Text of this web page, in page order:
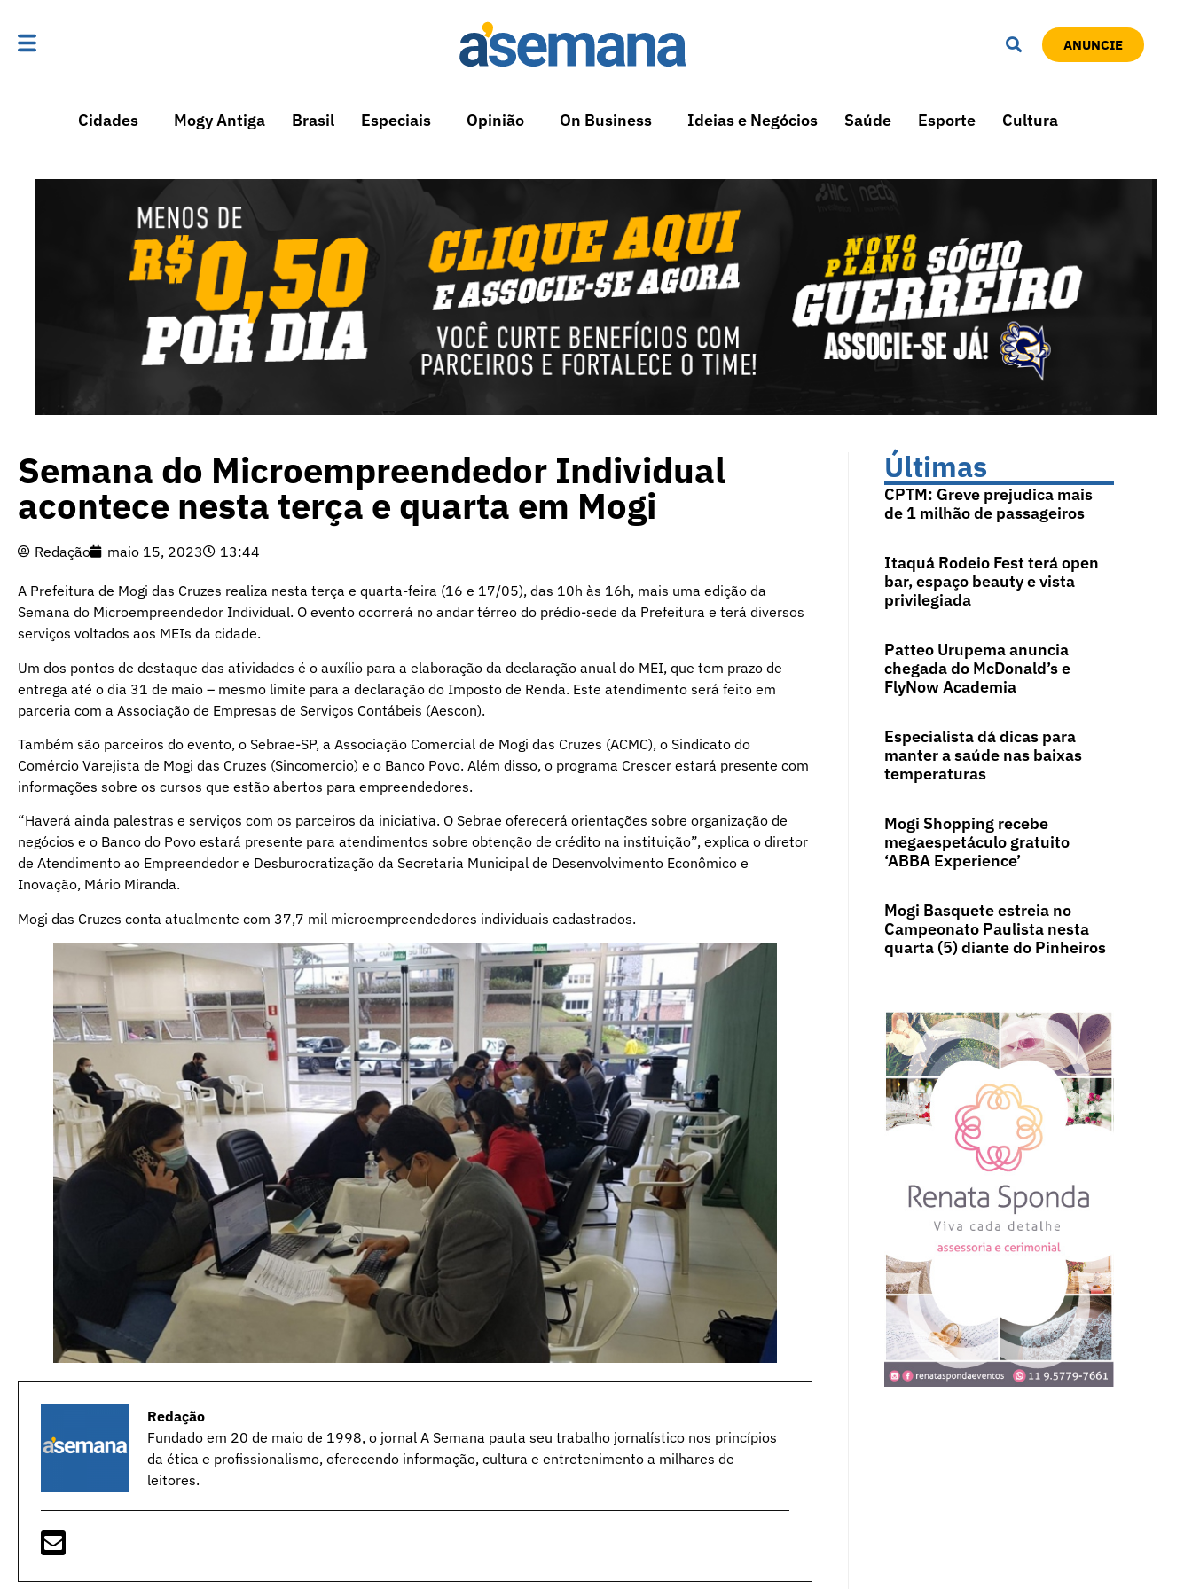
ANUNCIE
Cidades Mogy Antiga Brasil Especiais Opinião On Business Ideias e Negócios Saúde Esporte Cultura
Semana do Microempreendedor Individual
acontece nesta terça e quarta em Mogi
Redação maio 15, 2023 13:44
A Prefeitura de Mogi das Cruzes realiza nesta terça e quarta-feira (16 e 17/05), das 10h às 16h, mais uma edição da
Semana do Microempreendedor Individual. O evento ocorrerá no andar térreo do prédio-sede da Prefeitura e terá diversos
serviços voltados aos MEIs da cidade.
Um dos pontos de destaque das atividades é o auxílio para a elaboração da declaração anual do MEI, que tem prazo de
entrega até o dia 31 de maio – mesmo limite para a declaração do Imposto de Renda. Este atendimento será feito em
parceria com a Associação de Empresas de Serviços Contábeis (Aescon).
Também são parceiros do evento, o Sebrae-SP, a Associação Comercial de Mogi das Cruzes (ACMC), o Sindicato do
Comércio Varejista de Mogi das Cruzes (Sincomercio) e o Banco Povo. Além disso, o programa Crescer estará presente com
informações sobre os cursos que estão abertos para empreendedores.
“Haverá ainda palestras e serviços com os parceiros da iniciativa. O Sebrae oferecerá orientações sobre organização de
negócios e o Banco do Povo estará presente para atendimentos sobre obtenção de crédito na instituição”, explica o diretor
de Atendimento ao Empreendedor e Desburocratização da Secretaria Municipal de Desenvolvimento Econômico e
Inovação, Mário Miranda.
Mogi das Cruzes conta atualmente com 37,7 mil microempreendedores individuais cadastrados.
Redação
Fundado em 20 de maio de 1998, o jornal A Semana pauta seu trabalho jornalístico nos princípios
da ética e profissionalismo, oferecendo informação, cultura e entretenimento a milhares de
leitores.
Últimas
CPTM: Greve prejudica mais
de 1 milhão de passageiros
Itaquá Rodeio Fest terá open
bar, espaço beauty e vista
privilegiada
Patteo Urupema anuncia
chegada do McDonald’s e
FlyNow Academia
Especialista dá dicas para
manter a saúde nas baixas
temperaturas
Mogi Shopping recebe
megaespetáculo gratuito
‘ABBA Experience’
Mogi Basquete estreia no
Campeonato Paulista nesta
quarta (5) diante do Pinheiros